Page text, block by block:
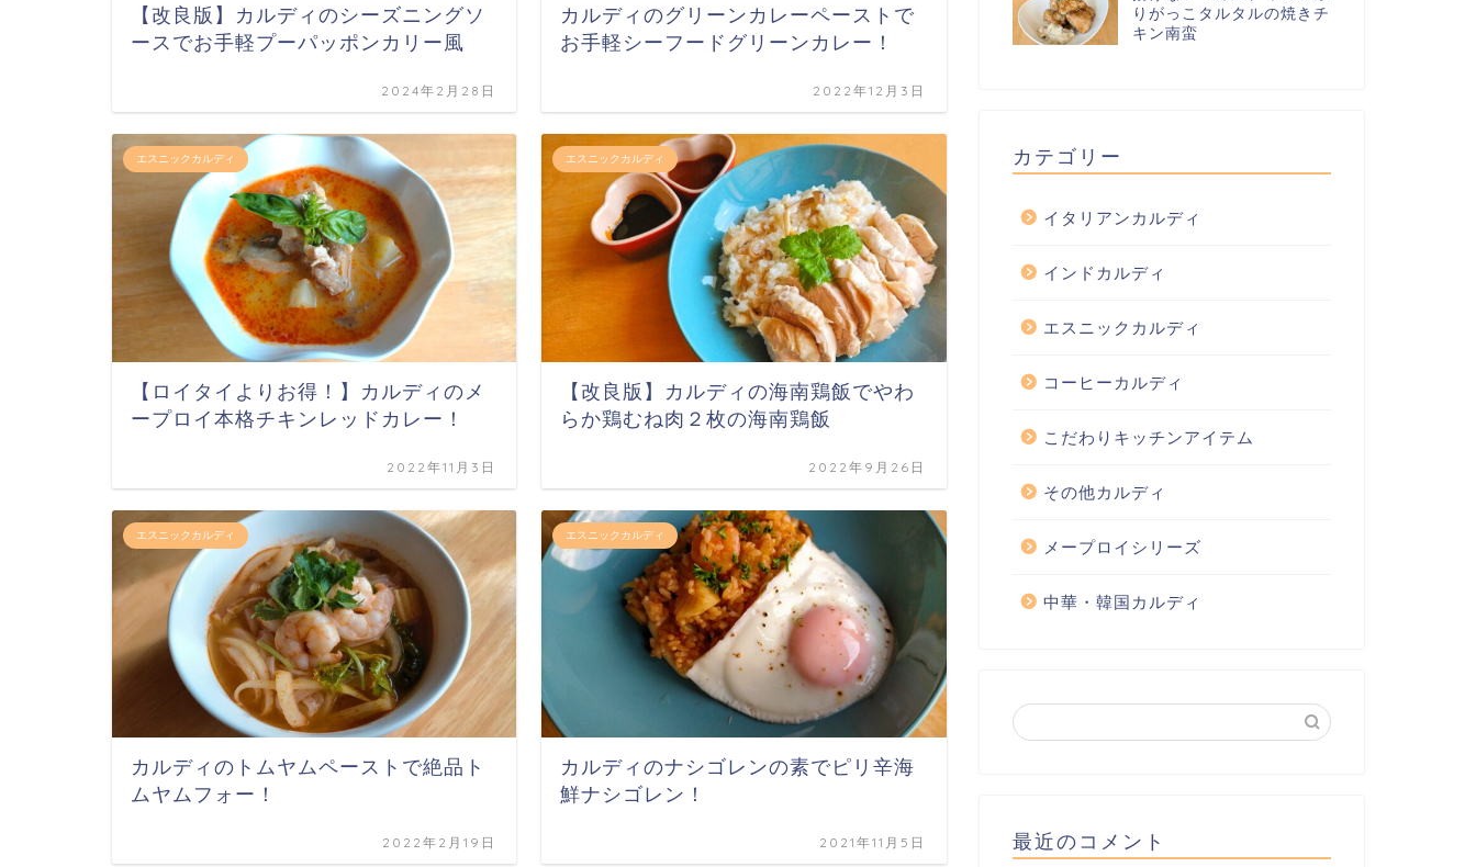
【改良版】カルディのシーズニングソ
ースでお手軽プーパッポンカリー風
2024年2月28日
カルディのグリーンカレーペーストで
お手軽シーフードグリーンカレー！
2022年12月3日
エスニックカルディ
【ロイタイよりお得！】カルディのメ
ープロイ本格チキンレッドカレー！
2022年11月3日
エスニックカルディ
【改良版】カルディの海南鶏飯でやわ
らか鶏むね肉２枚の海南鶏飯
2022年9月26日
エスニックカルディ
カルディのトムヤムペーストで絶品ト
ムヤムフォー！
2022年2月19日
エスニックカルディ
カルディのナシゴレンの素でピリ辛海
鮮ナシゴレン！
2021年11月5日
りがっこタルタルの焼きチ
キン南蛮
カテゴリー
イタリアンカルディ
インドカルディ
エスニックカルディ
コーヒーカルディ
こだわりキッチンアイテム
その他カルディ
メープロイシリーズ
中華・韓国カルディ
最近のコメント